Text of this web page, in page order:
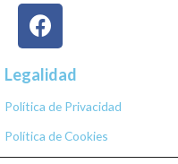
Legalidad
Política de Privacidad
Política de Cookies